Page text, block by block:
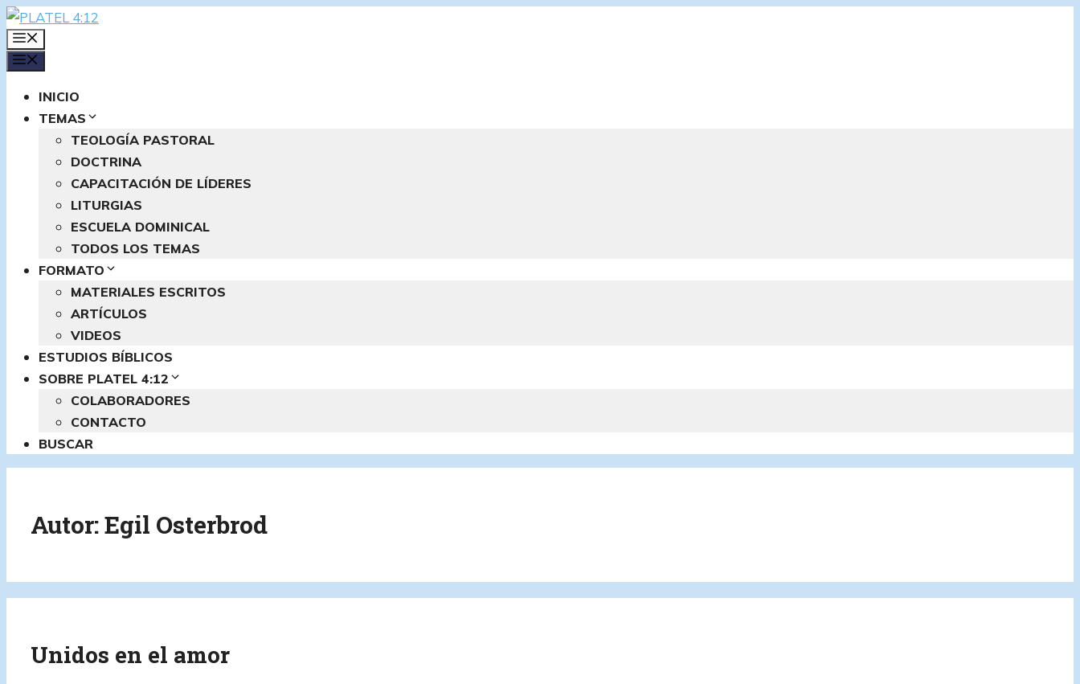
Saltar
al
contenido
INICIO
TEMAS
TEOLOGÍA PASTORAL
DOCTRINA
CAPACITACIÓN DE LÍDERES
LITURGIAS
ESCUELA DOMINICAL
TODOS LOS TEMAS
FORMATO
MATERIALES ESCRITOS
ARTÍCULOS
VIDEOS
ESTUDIOS BÍBLICOS
SOBRE PLATEL 4:12
COLABORADORES
CONTACTO
BUSCAR
Autor:Egil Osterbrod
Unidos en el amor